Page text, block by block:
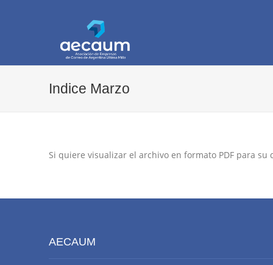
Indice Marzo
Si quiere visualizar el archivo en formato PDF para su
AECAUM